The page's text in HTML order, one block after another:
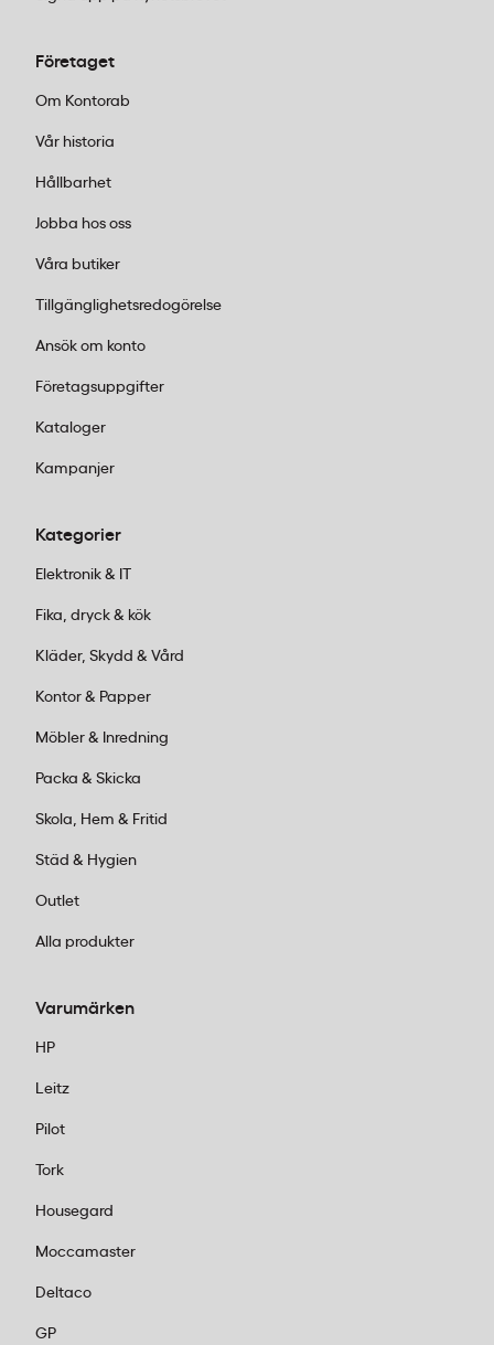
plastbubbelpåsar som kräver separat
Företaget
Om Kontorab
Vår historia
Hållbarhet
Jobba hos oss
Våra butiker
Tillgänglighetsredogörelse
Ansök om konto
Företagsuppgifter
Kataloger
Kampanjer
Kategorier
Elektronik & IT
Fika, dryck & kök
Kläder, Skydd & Vård
Kontor & Papper
Möbler & Inredning
Packa & Skicka
Skola, Hem & Fritid
Städ & Hygien
Outlet
Alla produkter
Varumärken
HP
Leitz
Pilot
Tork
Housegard
Moccamaster
Deltaco
GP